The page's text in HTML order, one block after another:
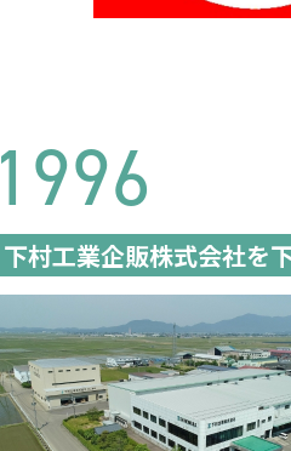
1996
下村工業企販株式会社を